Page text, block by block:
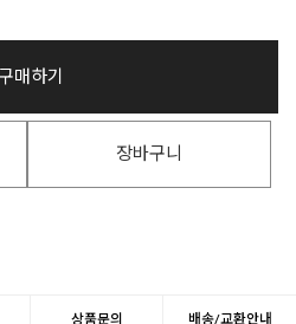
매하기
장바구니
상품문의 배송/교환안내